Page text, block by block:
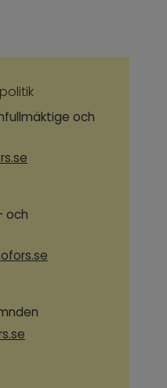
och
och